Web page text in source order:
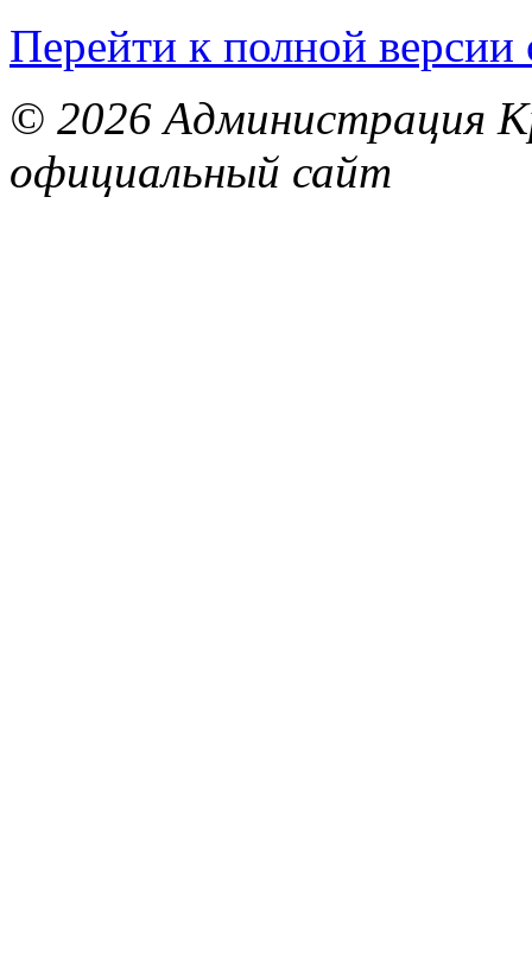
Перейти к полной версии
© 2026 Администрация
официальный сайт